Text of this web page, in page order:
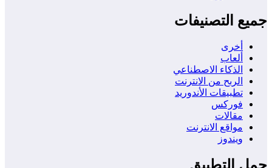
التصنيفات
أخرى
ألعاب
الذكاء الاصطناعي
الربح من الانترنت
تطبيقات الأندوريد
فوركس
مقالات
مواقع الانترنت
ويندوز